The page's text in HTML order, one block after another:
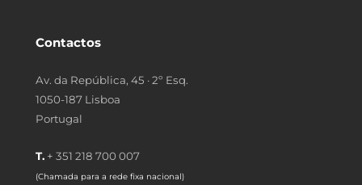
Contactos
Av. da República, 45 · 2º Esq.
1050-187 Lisboa
Portugal
T. + 351 218 700 007
(Chamada para a rede fixa nacional)